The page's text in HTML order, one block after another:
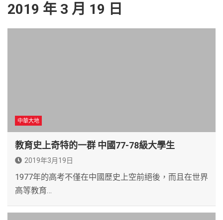
2019 年 3 月 19 日
中華大地
教育史上奇特的一群 中國77-78級大學生
2019年3月19日
1977年的高考不僅在中國歷史上空前絕後，而且在世界
高等教育…